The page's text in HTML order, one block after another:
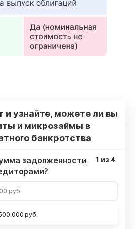
и узнайте, можете ли вы
и микрозаймы в
банкротства
задолженности
руб.
000 руб.
1 из 4